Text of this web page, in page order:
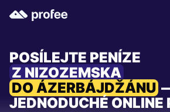
POSÍLEJTE PENÍZE
Z NIZOZEMSKA
DO ÁZERBÁJDŽÁNU
JEDNODUCHÉ ONLINE